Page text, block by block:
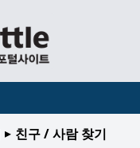
▸ 친구 / 사람 찾기